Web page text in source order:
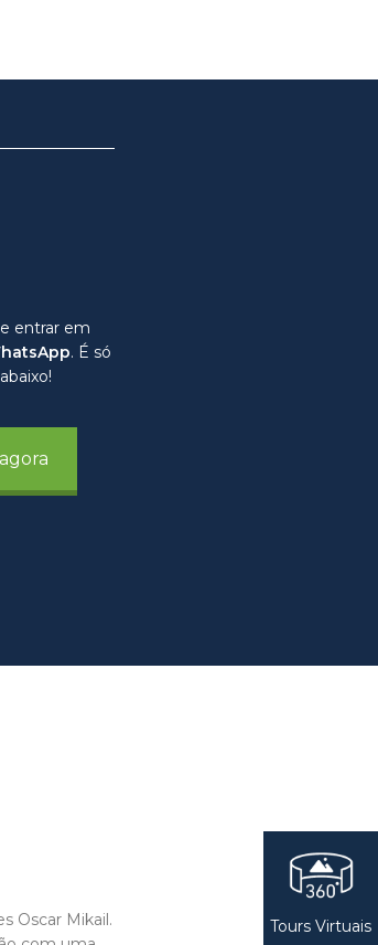
entrar em
. É só
Oscar Mikail.
Tours Virtuais